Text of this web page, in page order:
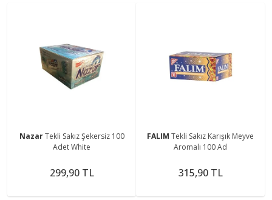
NazarTekli Sakız Şekersiz 100
Adet White
299,90 TL
FALIM Tekli Sakız Karışık Meyve
Aromalı 100 Ad
315,90 TL